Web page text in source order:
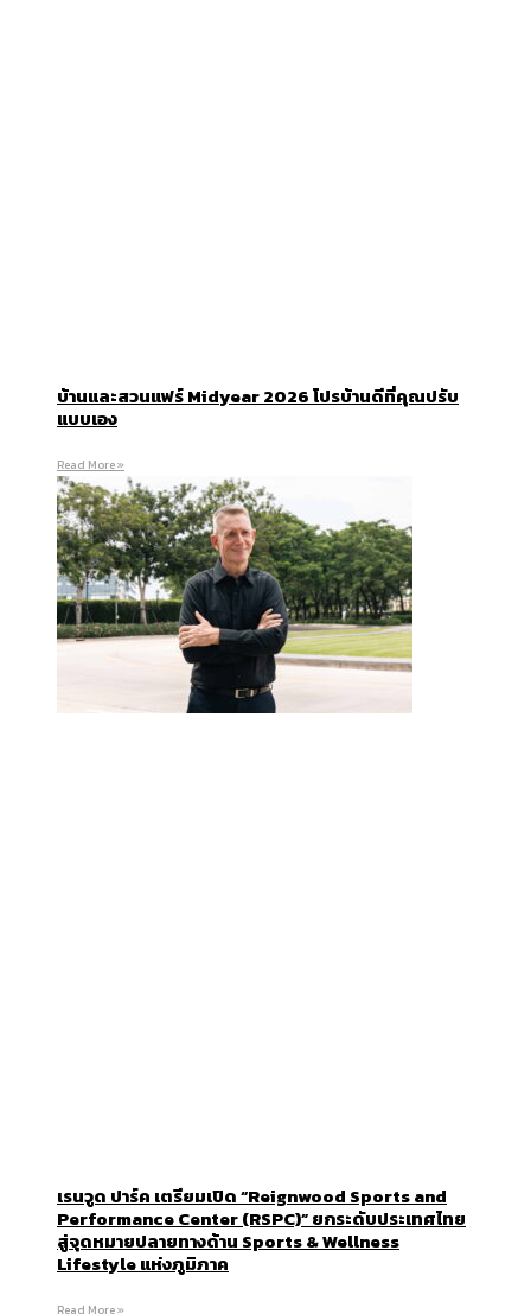
บ้านและสวนแฟร์ Midyear 2026 โปรบ้านดีที่คุณปรับ
แบบเอง
Read More »
เรนวูด ปาร์ค เตรียมเปิด “Reignwood Sports and
Performance Center (RSPC)” ยกระดับประเทศไทย
สู่จุดหมายปลายทางด้าน Sports & Wellness
Lifestyle แห่งภูมิภาค
Read More »